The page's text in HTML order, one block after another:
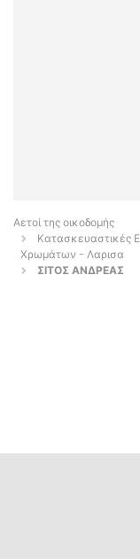
Αετοί της οικοδομής
Κατασκευαστικές
Χρωμάτων - Λαρισα
ΣΙΤΟΣ ΑΝΔΡΕΑΣ